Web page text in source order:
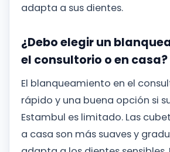
adapta a sus dientes.
¿Debo elegir un
el consultorio o en casa?
El blanqueamiento en el
rápido y una buena opción si
Estambul es limitado. Las
a casa son más suaves y